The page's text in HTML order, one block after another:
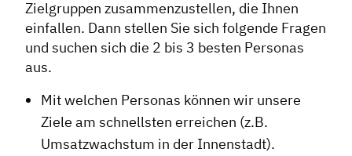
Zielgruppen zusammenzustellen, die Ihnen
einfallen. Dann stellen Sie sich folgende Fragen
und suchen sich die 2 bis 3 besten Personas
aus.
Mit welchen Personas können wir unsere
Ziele am schnellsten erreichen (z.B.
Umsatzwachstum in der Innenstadt).